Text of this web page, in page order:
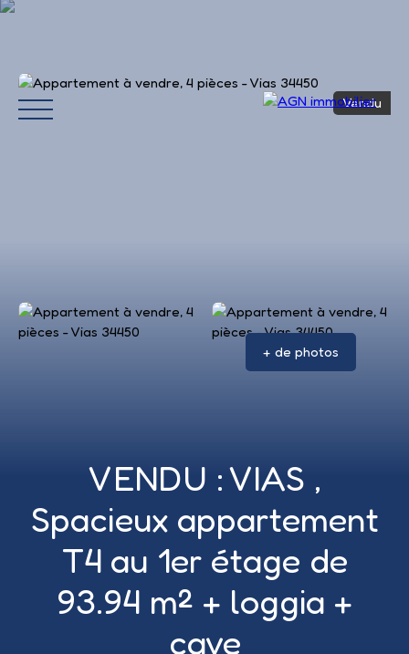
Accueil Acheter Louer Vendre
Vendu
+ de photos
VENDU : VIAS ,
Spacieux appartement
T4 au 1er étage de
93.94 m² + loggia +
cave